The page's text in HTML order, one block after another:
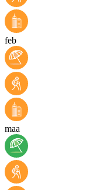
feb
maa